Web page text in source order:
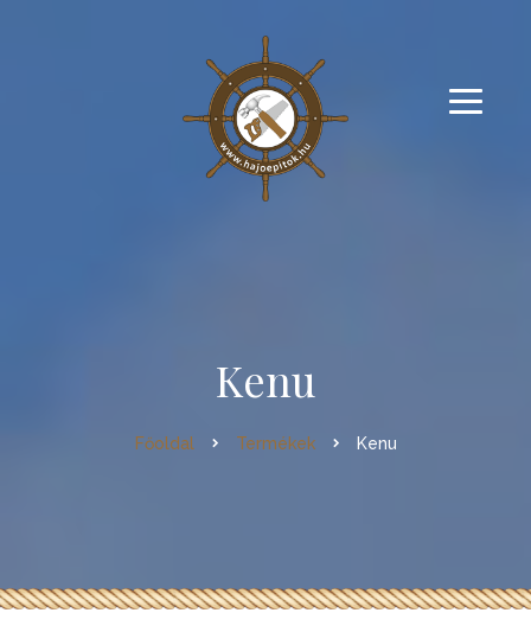
Kenu
Főoldal Termékek Kenu